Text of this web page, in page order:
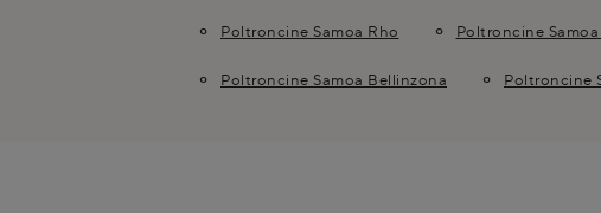
Poltroncine Samoa Rho Poltroncine
Poltroncine Samoa Bellinzona Poltroncine